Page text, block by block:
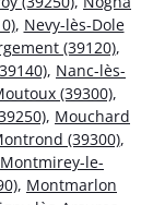
, Nevy-lès-Dole
(39120),
, Nanc-lès-
(39300),
, Mouchard
(39300),
Montmirey-le-
, Montmarlon